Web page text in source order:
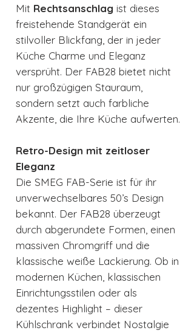
Mit Rechtsanschlag ist dieses
freistehende Standgerät ein
stilvoller Blickfang, der in jeder
Küche Charme und Eleganz
versprüht. Der FAB28 bietet nicht
nur großzügigen Stauraum,
sondern setzt auch farbliche
Akzente, die Ihre Küche aufwerten.
Retro-Design mit zeitloser
Eleganz
Die SMEG FAB-Serie ist für ihr
unverwechselbares 50’s Design
bekannt. Der FAB28 überzeugt
durch abgerundete Formen, einen
massiven Chromgriff und die
klassische weiße Lackierung. Ob in
modernen Küchen, klassischen
Einrichtungsstilen oder als
dezentes Highlight – dieser
Kühlschrank verbindet Nostalgie